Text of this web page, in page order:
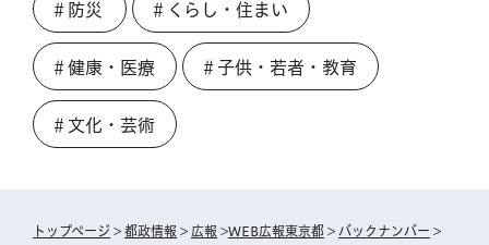
＃防災 ＃くらし・住まい
＃健康・医療 ＃子供・若者・教育
＃文化・芸術
トップページ > 都政情報 > 広報 >WEB広報東京都 > バックナンバー >